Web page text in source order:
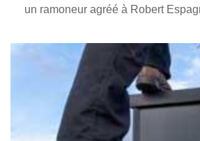
un ramoneur agréé à Robert